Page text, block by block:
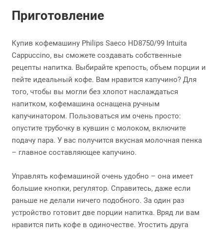
Приготовление
Купив кофемашину Philips Saeco HD8750/99 Intuita
Cappuccino, вы сможете создавать собственные
рецепты напитка. Выбирайте крепость, объем порции и
пейте идеальный кофе. Вам нравится капучино? Для
того, чтобы вы могли без хлопот наслаждаться
напитком, кофемашина оснащена ручным
капучинатором. Пользоваться им очень просто:
опустите трубочку в кувшин с молоком, включите
подачу пара. У вас получится вкусная молочная пенка
– главное составляющее капучино.
Управлять кофемашиной очень удобно – она имеет
большие кнопки, регулятор. Справитесь, даже если
раньше не делали ничего подобного. За один раз
устройство готовит две порции напитка. Вряд ли вам
нравится пить кофе в одиночестве. Угостить друга